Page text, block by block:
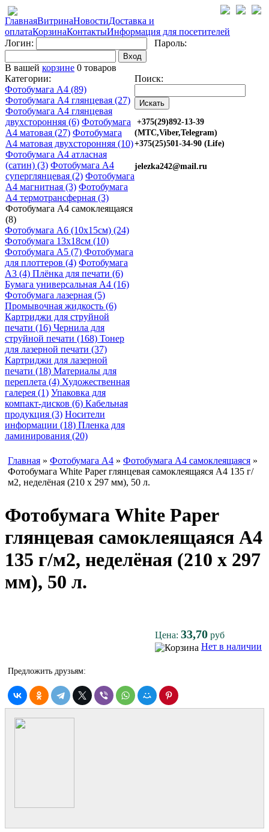
ГлавнаяВитринаНовостиДоставка и
оплатаКорзинаКонтактыИнформация для посетителей
Логин:
Пароль:
Вход
В вашей корзине 0 товаров
Категории:
Фотобумага A4 (89)
Фотобумага A4 глянцевая (27)
Фотобумага A4 глянцевая
двухсторонняя (6) Фотобумага
A4 матовая (27) Фотобумага
A4 матовая двухсторонняя (10)
Фотобумага A4 атласная
(сатин) (3) Фотобумага A4
суперглянцевая (2) Фотобумага
A4 магнитная (3) Фотобумага
A4 термотрансферная (3)
Фотобумага A4 самоклеящаяся
(8)
Фотобумага A6 (10х15см) (24)
Фотобумага 13х18см (10)
Фотобумага A5 (7) Фотобумага
для плоттеров (4) Фотобумага
A3 (4) Плёнка для печати (6)
Бумага универсальная A4 (16)
Фотобумага лазерная (5)
Промывочная жидкость (6)
Картриджи для струйной
печати (16) Чернила для
струйной печати (168) Тонер
для лазерной печати (37)
Картриджи для лазерной
печати (18) Материалы для
переплета (4) Художественная
галерея (1) Упаковка для
компакт-дисков (6) Кабельная
продукция (3) Носители
информации (18) Пленка для
ламинирования (20)
Поиск:
+375(29)892-13-39
(МТС,Viber,Telegram)
+375(25)501-34-90 (Life)
jelezka242@mail.ru
Главная » Фотобумага A4 » Фотобумага A4 самоклеящаяся »
Фотобумага White Paper глянцевая самоклеящаяся А4 135 г/
м2, неделёная (210 x 297 мм), 50 л.
Фотобумага White Paper
глянцевая самоклеящаяся А4
135 г/м2, неделёная (210 x 297
мм), 50 л.
Цена: 33,70 руб
Нет в наличии
Предложить друзьям: